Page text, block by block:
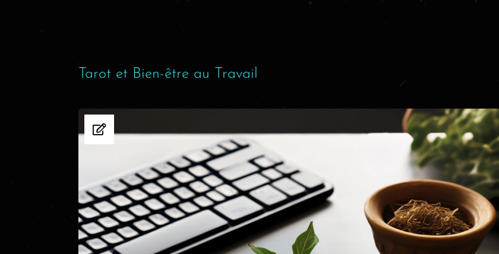
Tarot et Bien-être au Travail